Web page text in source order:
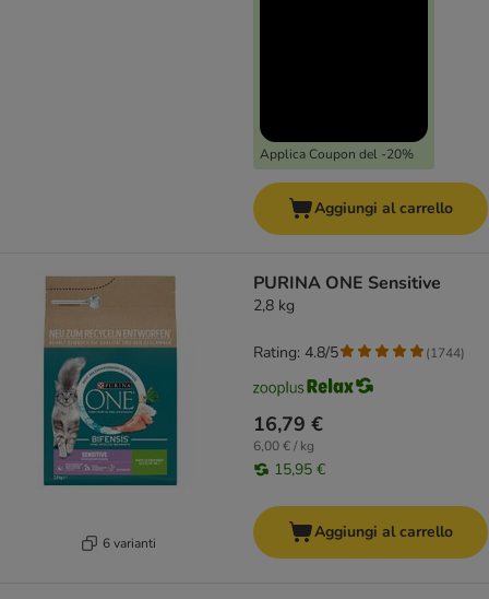
Applica Coupon del -20%
Aggiungi al carrello
6 varianti
PURINA ONE Sensitive
2,8 kg
16,79 €
6,00 € / kg
15,95 €
Rating: 4.8/5 (1744)
Aggiungi al carrello